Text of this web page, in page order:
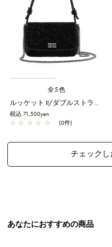
全5色
税込 71,500yen
☆ ☆ ☆ ☆ ☆ (0件)
あなたにおすすめの商品